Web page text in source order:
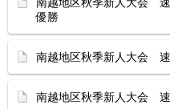
優勝
南越地区秋季新人大会
南越地区秋季新人大会